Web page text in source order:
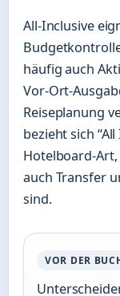
All-Inclusive
häufig auch
Vor-Ort-
Reiseplanung
bezieht sich
Hotelboard-
auch Transfer
sind.
VOR DER